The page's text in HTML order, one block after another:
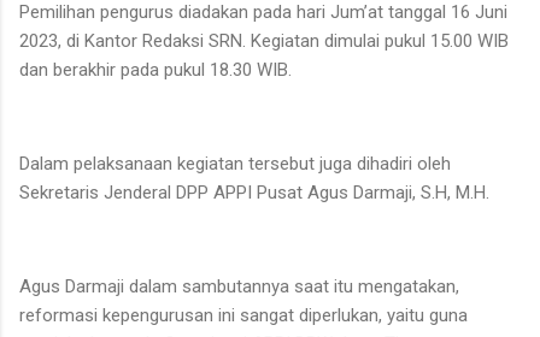
Pemilihan pengurus diadakan pada hari Jum’at tanggal 16 Juni
2023, di Kantor Redaksi SRN. Kegiatan dimulai pukul 15.00 WIB
dan berakhir pada pukul 18.30 WIB.
Dalam pelaksanaan kegiatan tersebut juga dihadiri oleh
Sekretaris Jenderal DPP APPI Pusat Agus Darmaji, S.H, M.H.
Agus Darmaji dalam sambutannya saat itu mengatakan,
reformasi kepengurusan ini sangat diperlukan, yaitu guna